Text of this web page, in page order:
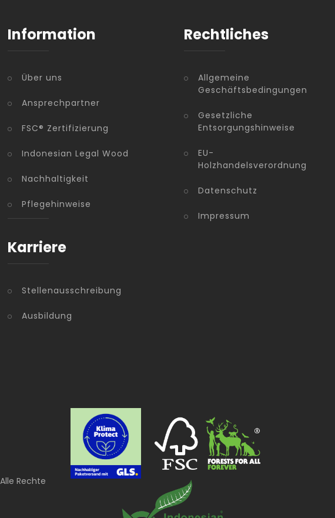
Information
Über uns
Ansprechpartner
FSC® Zertifizierung
Indonesian Legal Wood
Nachhaltigkeit
Pflegehinweise
Karriere
Stellenausschreibung
Ausbildung
Rechtliches
Allgemeine
Geschäftsbedingungen
Gesetzliche
Entsorgungshinweise
EU-
Holzhandelsverordnung
Datenschutz
Impressum
Rechte